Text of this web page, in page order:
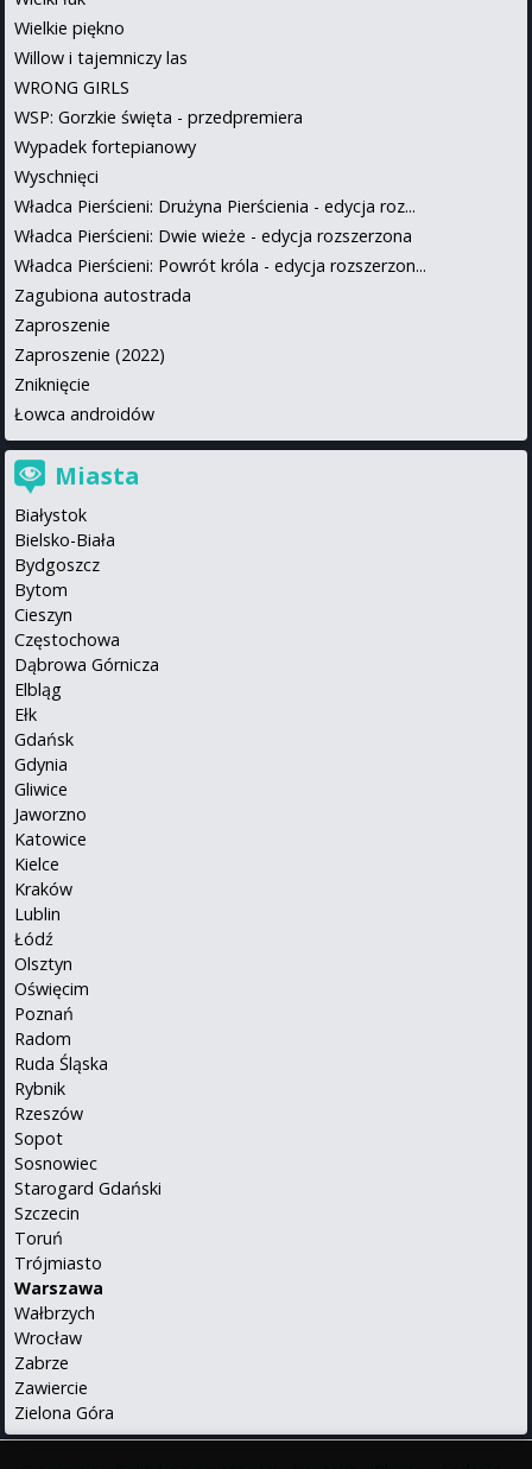
Wielkie piękno
Willow i tajemniczy las
WRONG GIRLS
WSP: Gorzkie święta - przedpremiera
Wypadek fortepianowy
Wyschnięci
Władca Pierścieni: Drużyna Pierścienia - edycja roz...
Władca Pierścieni: Dwie wieże - edycja rozszerzona
Władca Pierścieni: Powrót króla - edycja rozszerzon...
Zagubiona autostrada
Zaproszenie
Zaproszenie (2022)
Zniknięcie
Łowca androidów
Miasta
Białystok
Bielsko-Biała
Bydgoszcz
Bytom
Cieszyn
Częstochowa
Dąbrowa Górnicza
Elbląg
Ełk
Gdańsk
Gdynia
Gliwice
Jaworzno
Katowice
Kielce
Kraków
Lublin
Łódź
Olsztyn
Oświęcim
Poznań
Radom
Ruda Śląska
Rybnik
Rzeszów
Sopot
Sosnowiec
Starogard Gdański
Szczecin
Toruń
Trójmiasto
Warszawa
Wałbrzych
Wrocław
Zabrze
Zawiercie
Zielona Góra